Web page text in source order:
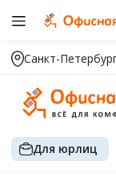
Санкт-
Для юрлиц